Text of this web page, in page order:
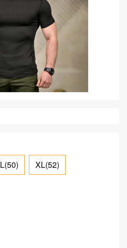
L(50) XL(52)